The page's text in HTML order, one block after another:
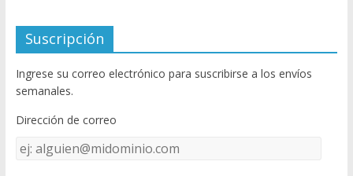
e
b
o
o
k
itt
er
u
T
u
e
C
Suscripción
Ingrese su correo electrónico para suscribirse a los envíos
semanales.
Dirección de correo
Dirección
de